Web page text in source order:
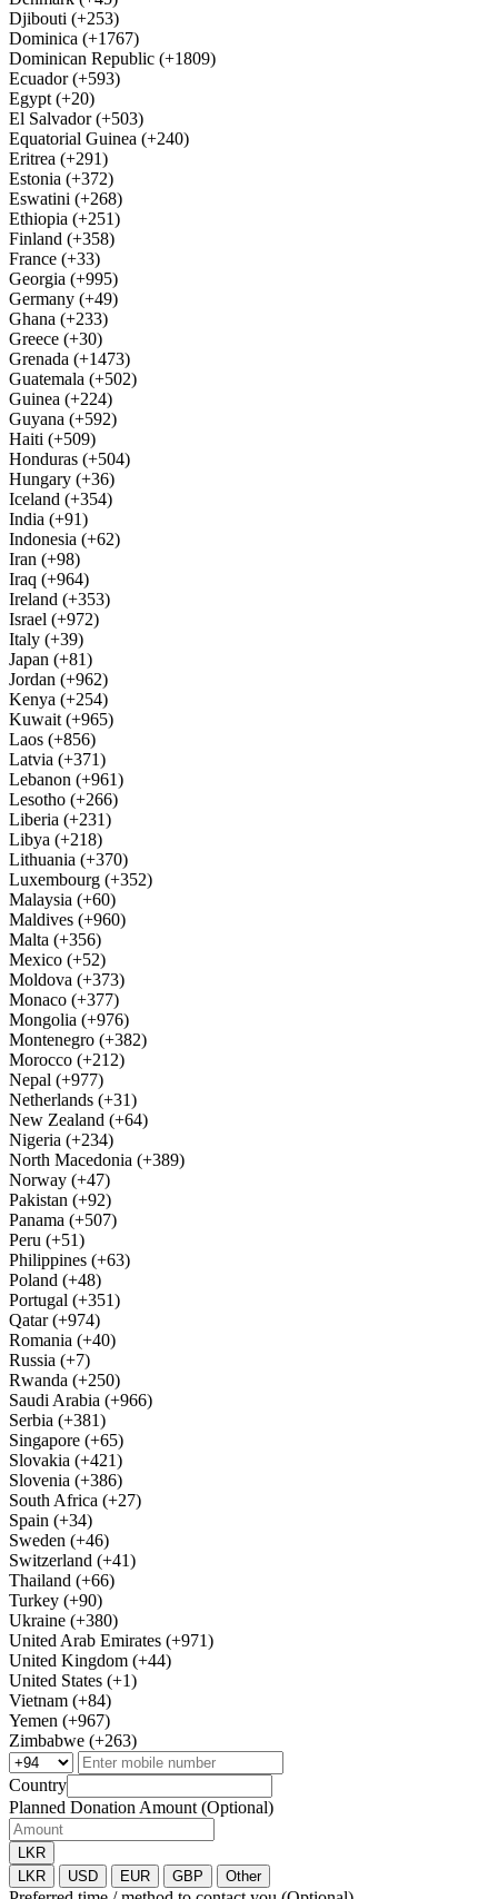
Djibouti (+253)
Dominica (+1767)
Dominican Republic (+1809)
Ecuador (+593)
Egypt (+20)
El Salvador (+503)
Equatorial Guinea (+240)
Eritrea (+291)
Estonia (+372)
Eswatini (+268)
Ethiopia (+251)
Finland (+358)
France (+33)
Georgia (+995)
Germany (+49)
Ghana (+233)
Greece (+30)
Grenada (+1473)
Guatemala (+502)
Guinea (+224)
Guyana (+592)
Haiti (+509)
Honduras (+504)
Hungary (+36)
Iceland (+354)
India (+91)
Indonesia (+62)
Iran (+98)
Iraq (+964)
Ireland (+353)
Israel (+972)
Italy (+39)
Japan (+81)
Jordan (+962)
Kenya (+254)
Kuwait (+965)
Laos (+856)
Latvia (+371)
Lebanon (+961)
Lesotho (+266)
Liberia (+231)
Libya (+218)
Lithuania (+370)
Luxembourg (+352)
Malaysia (+60)
Maldives (+960)
Malta (+356)
Mexico (+52)
Moldova (+373)
Monaco (+377)
Mongolia (+976)
Montenegro (+382)
Morocco (+212)
Nepal (+977)
Netherlands (+31)
New Zealand (+64)
Nigeria (+234)
North Macedonia (+389)
Norway (+47)
Pakistan (+92)
Panama (+507)
Peru (+51)
Philippines (+63)
Poland (+48)
Portugal (+351)
Qatar (+974)
Romania (+40)
Russia (+7)
Rwanda (+250)
Saudi Arabia (+966)
Serbia (+381)
Singapore (+65)
Slovakia (+421)
Slovenia (+386)
South Africa (+27)
Spain (+34)
Sweden (+46)
Switzerland (+41)
Thailand (+66)
Turkey (+90)
Ukraine (+380)
United Arab Emirates (+971)
United Kingdom (+44)
United States (+1)
Vietnam (+84)
Yemen (+967)
Zimbabwe (+263)
Country
Planned Donation Amount (Optional)
LKR
LKR
USD EUR GBP Other